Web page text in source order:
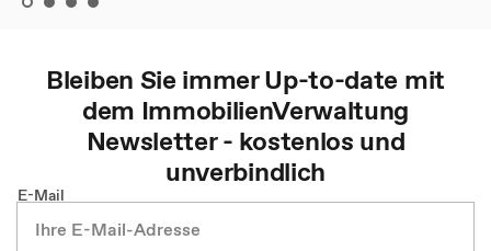
Bleiben Sie immer Up-to-date mit
dem ImmobilienVerwaltung
Newsletter - kostenlos und
unverbindlich
E-Mail